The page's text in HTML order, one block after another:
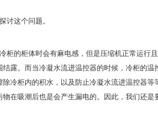
讨这个问题。
的柜体时会有麻电感，但是压缩机正常运行
露。而当冷凝水流进温控器的时候，冷柜的
冷柜内的积水，以及防止冷凝水流进温控器
在吸潮后也是会产生漏电的。因此，我们还